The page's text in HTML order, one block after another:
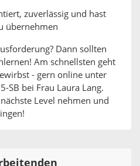
zuverlässig und hast
übernehmen
Dann sollten
Am schnellsten geht
- gern online unter
SB bei Frau Laura Lang.
Level nehmen und